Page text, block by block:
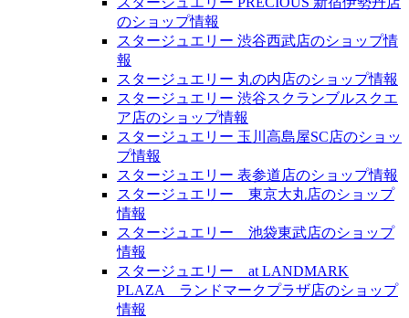
のショップ情報
スタージュエリー 渋谷西武店のショップ情
報
スタージュエリー 丸の内店のショップ情報
スタージュエリー 渋谷スクランブルスクエ
ア店のショップ情報
スタージュエリー 玉川高島屋SC店のショッ
プ情報
スタージュエリー 表参道店のショップ情報
スタージュエリー 東京大丸店のショップ
情報
スタージュエリー 池袋東武店のショップ
情報
スタージュエリー at LANDMARK
PLAZA ランドマークプラザ店のショップ
情報